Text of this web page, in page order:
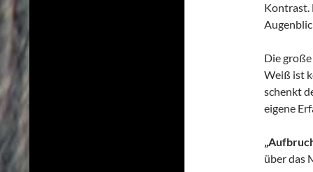
Kontrast.
Die
Weiß ist
schenkt
eigene
über das